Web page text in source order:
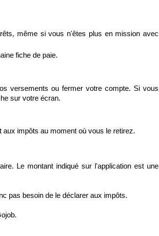
même si vous n'êtes plus en mission avec
fiche de paie.
versements ou fermer votre compte. Si vous
sur votre écran.
impôts au moment où vous le retirez.
Le montant indiqué sur l'application est une
pas besoin de le déclarer aux impôts.